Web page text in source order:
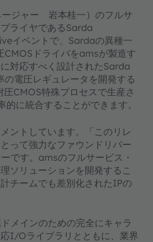
ージャー 岩本桂一）のフルサ
ライヤであるSarda
イベントで、Sardaの異種一
CMOSドライバをamsが製造す
対応すべく設計されたSarda
電圧レギュレータを開発する
CMOS特殊プロセスで生産さ
に統合することができます。
ントしています。「このリレ
って強力なファウンドリパー
です。amsのフルサービス・
ソリューションを開発するこ
チームでも差別化されたIPの
メインのための完全にキャラ
I/Oライブラリとともに、業界